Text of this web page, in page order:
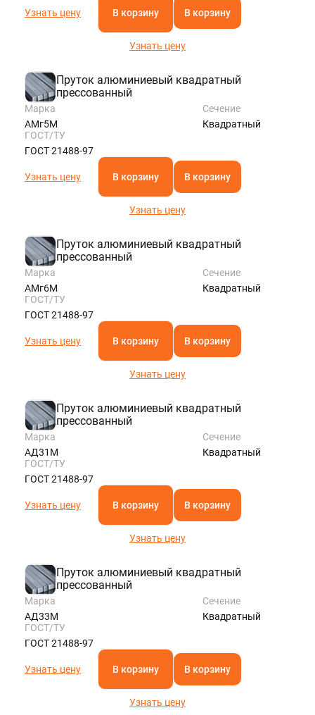
Узнать цену В корзину В корзину
Узнать цену
Пруток алюминиевый квадратный
прессованный
Марка
АМг5М
Сечение
Квадратный
ГОСТ/ТУ
ГОСТ 21488-97
Узнать цену В корзину В корзину
Узнать цену
Пруток алюминиевый квадратный
прессованный
Марка
АМг6М
Сечение
Квадратный
ГОСТ/ТУ
ГОСТ 21488-97
Узнать цену В корзину В корзину
Узнать цену
Пруток алюминиевый квадратный
прессованный
Марка
АД31М
Сечение
Квадратный
ГОСТ/ТУ
ГОСТ 21488-97
Узнать цену В корзину В корзину
Узнать цену
Пруток алюминиевый квадратный
прессованный
Марка
АД33М
Сечение
Квадратный
ГОСТ/ТУ
ГОСТ 21488-97
Узнать цену В корзину В корзину
Узнать цену